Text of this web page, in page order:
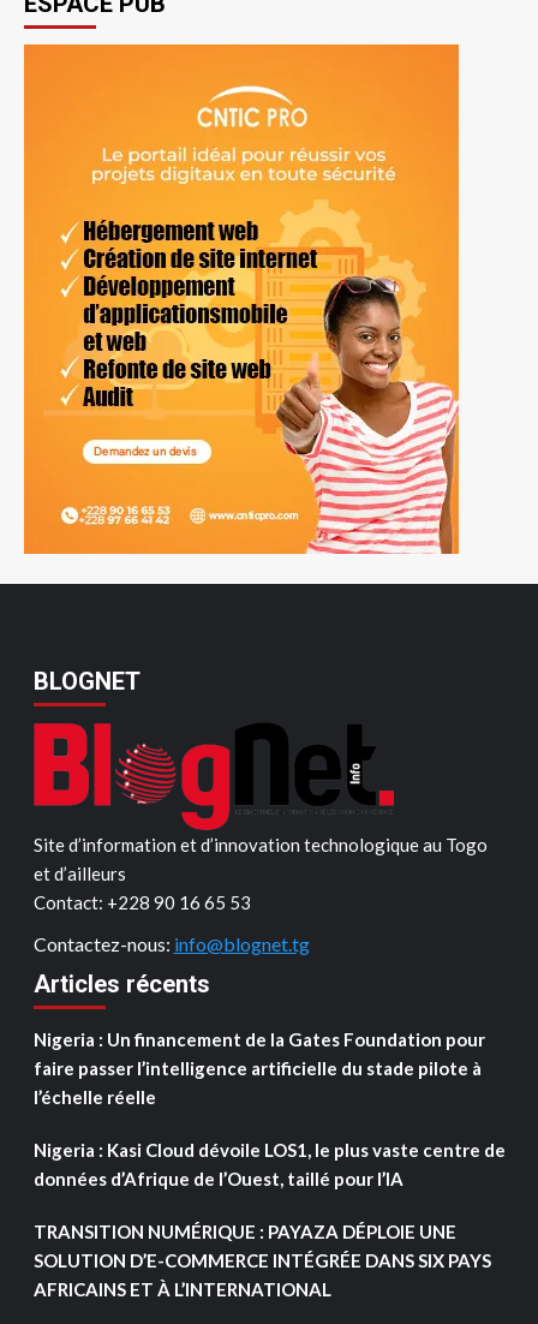
BLOGNET
Site d’information et d’innovation technologique au Togo
et d’ailleurs
Contact: ‪+228 90 16 65 53‬
Contactez-nous: info@blognet.tg
Articles récents
Nigeria : Un financement de la Gates Foundation pour
faire passer l’intelligence artificielle du stade pilote à
l’échelle réelle
Nigeria : Kasi Cloud dévoile LOS1, le plus vaste centre de
données d’Afrique de l’Ouest, taillé pour l’IA
TRANSITION NUMÉRIQUE : PAYAZA DÉPLOIE UNE
SOLUTION D’E-COMMERCE INTÉGRÉE DANS SIX PAYS
AFRICAINS ET À L’INTERNATIONAL